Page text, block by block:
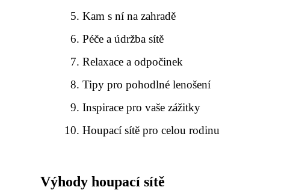
Kam s ní na zahradě
Péče a údržba sítě
Relaxace a odpočinek
Tipy pro pohodlné lenošení
Inspirace pro vaše zážitky
Houpací sítě pro celou rodinu
Výhody houpací sítě